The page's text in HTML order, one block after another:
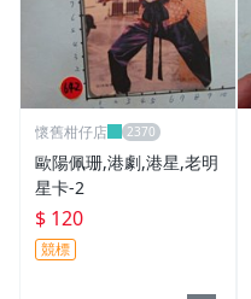
懷舊柑仔店
歐陽佩珊,港劇,港星,老明
星卡-2
$ 120
競標